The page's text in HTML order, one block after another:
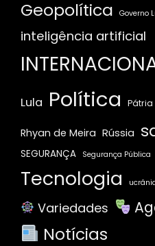
Geopolítica Governo
inteligência artificial
Lula Política
Rhyan de Meira Rússia
SEGURANÇA Segurança Pública
Tecnologia
Variedades
Notícias